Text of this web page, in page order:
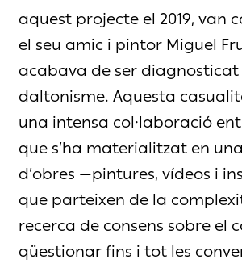
aquest projecte el 2019, van
el seu amic i pintor Miguel
acabava de ser diagnosticat
daltonisme. Aquesta
una intensa col·laboració
que s’ha materialitzat en
d’obres —pintures, vídeos i
que parteixen de la
recerca de consens sobre el
qüestionar fins i tot les